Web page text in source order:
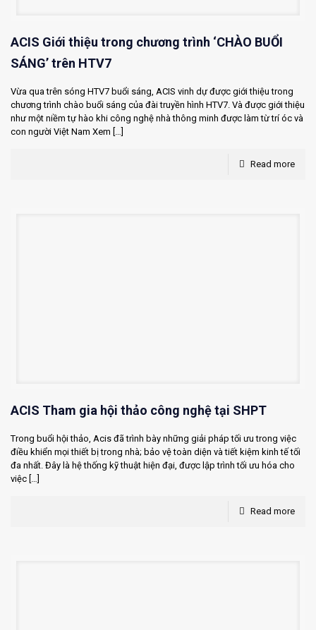
ACIS Giới thiệu trong chương trình ‘CHÀO BUỔI
SÁNG’ trên HTV7
Vừa qua trên sóng HTV7 buổi sáng, ACIS vinh dự được giới thiệu trong
chương trình chào buổi sáng của đài truyền hình HTV7. Và được giới thiệu
như một niềm tự hào khi công nghệ nhà thông minh được làm từ trí óc và
con người Việt Nam Xem
Read more
ACIS Tham gia hội thảo công nghệ tại SHPT
Trong buổi hội thảo, Acis đã trình bày những giải pháp tối ưu trong việc
điều khiển mọi thiết bị trong nhà; bảo vệ toàn diện và tiết kiệm kinh tế tối
đa nhất. Đây là hệ thống kỹ thuật hiện đại, được lập trình tối ưu hóa cho
việc
Read more